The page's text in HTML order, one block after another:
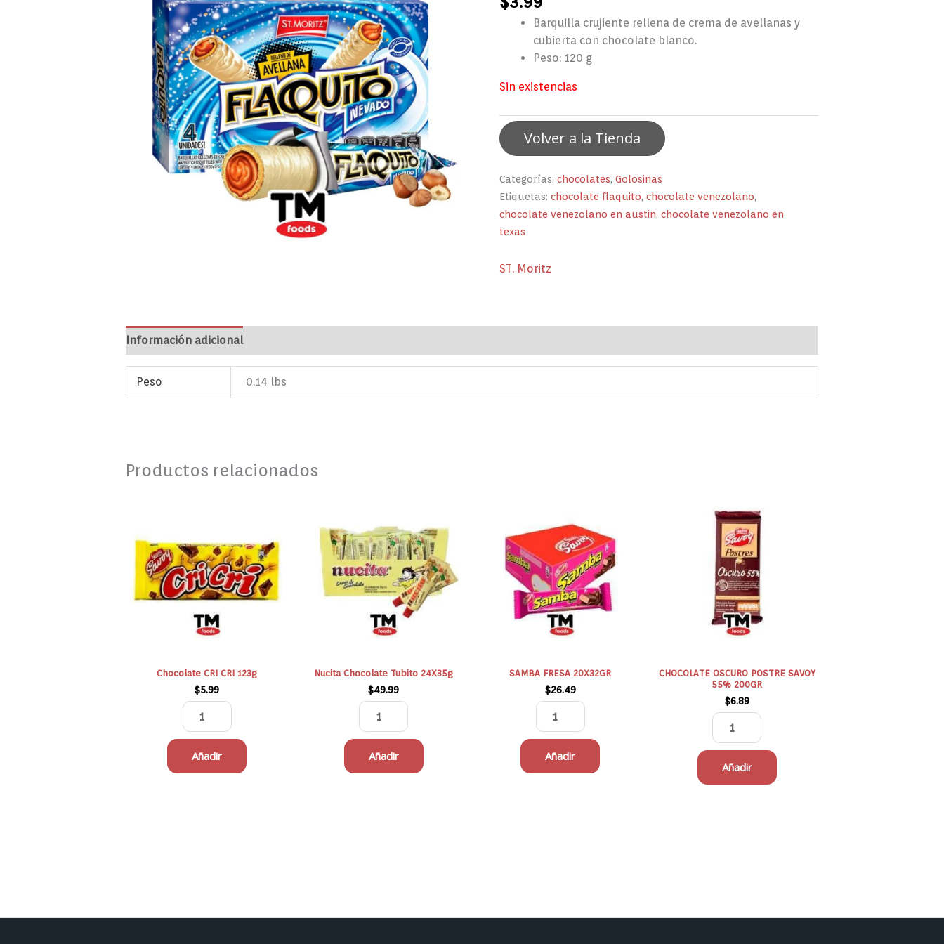
Barquilla crujiente rellena de crema de avellanas y
cubierta con chocolate blanco.
Peso: 120 g
Sin existencias
Volver a la Tienda
Categorías:chocolates,Golosinas
Etiquetas:chocolate flaquito,chocolate venezolano,
chocolate venezolano en austin,chocolate venezolano en
texas
ST. Moritz
Información adicional
Peso 0.14 lbs
Productos relacionados
Chocolate CRI CRI 123g
$5.99
123g
cantidad
Añadir
Nucita Chocolate Tubito 24X35g
$49.99
Tubito
24X35g
cantidad
Añadir
SAMBA FRESA 20X32GR
$26.49
20X32GR
cantidad
Añadir
CHOCOLATE OSCURO POSTRE SAVOY
55% 200GR
$6.89
OSCURO
POSTRE
SAVOY
55%
200GR
cantidad
Añadir